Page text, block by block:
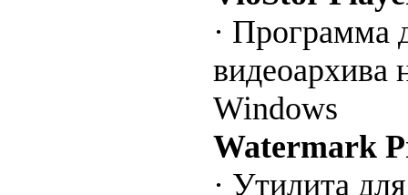
· Программа
видеоархива
Windows
Watermark
· Утилита